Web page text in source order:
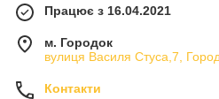
Працює з 16.04.2021
м. Городок
вулиця Василя Стуса,7,
Контакти